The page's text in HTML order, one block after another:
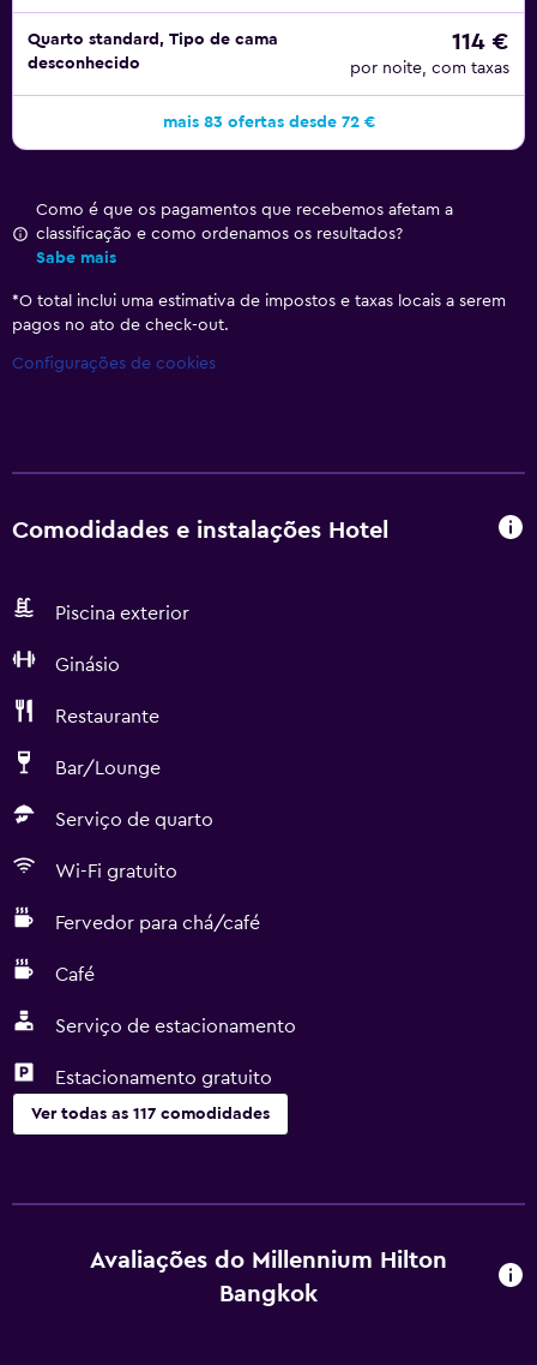
Quarto standard, Tipo de cama
desconhecido
114 €
por noite, com taxas
mais 83 ofertas desde 72 €
Como é que os pagamentos que recebemos afetam a
classificação e como ordenamos os resultados?
Sabe mais
*O total inclui uma estimativa de impostos e taxas locais a serem
pagos no ato de check-out.
Configurações de cookies
Comodidades e instalações Hotel
Piscina exterior
Ginásio
Restaurante
Bar/Lounge
Serviço de quarto
Wi-Fi gratuito
Fervedor para chá/café
Café
Serviço de estacionamento
Estacionamento gratuito
Ver todas as 117 comodidades
Acesso ao lounge executivo
Quartos familiares
Quartos adjacentes disponíveis
Avaliações do Millennium Hilton
Bangkok